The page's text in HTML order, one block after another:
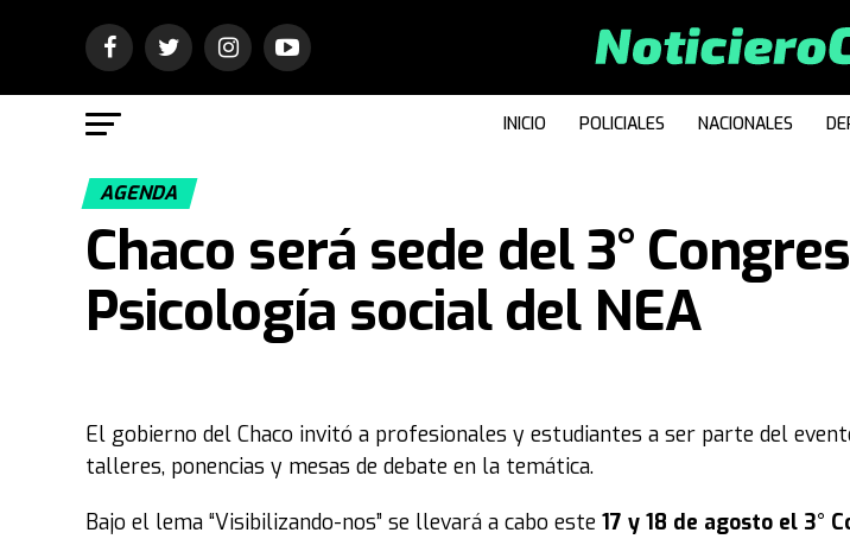
INICIO POLICIALES NACIONALES
AGENDA
Chaco será sede del 3°
Psicología social del NEA
El gobierno del Chaco invitó a profesionales y estudiantes a ser parte del
talleres, ponencias y mesas de debate en la temática.
Bajo el lema “Visibilizando-nos” se llevará a cabo este 17 y 18 de agosto el 3°